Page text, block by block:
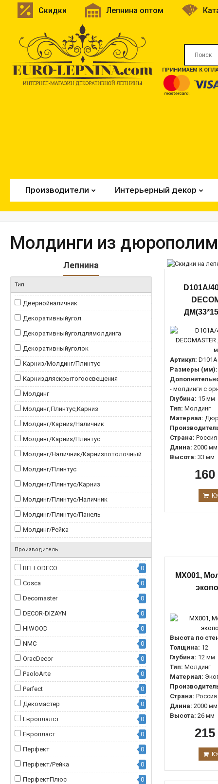
Скидки Лепнина оптом
ПРИНИМАЕМ К
Производители Интерьерный декор
Молдинги из
Лепнина
Тип
Двернойналичник
Декоративныйугол
Декоративныйуголдлямолдинга
Декоративныйуголок
Карниз/Молдинг/Плинтус
Карниздляскрытогоосвещения
Молдинг
Молдинг,Плинтус,Карниз
Молдинг/Карниз/Наличник
Молдинг/Карниз/Плинтус
Молдинг/Наличник/Карнизпотолочный
Молдинг/Плинтус
Молдинг/Плинтус/Карниз
Молдинг/Плинтус/Наличник
Молдинг/Плинтус/Панель
Молдинг/Рейка
Молдинг/Рейка/Плинтус/Карниз
МолдингcрисункомD161DДМ
Молдингдляскрытогоосвещения
Молдингнастенный
Молдингрейка
Молдингстеновой
Молдингстеновойдляскрытогоосвещения
Плинтус
Плинтус,Карниз,Молдинг
Плинтус-молдинг
Плинтус/Карниз/Молдинг/Наличник
Плинтус/Молдинг
Плинтус/Рейка
ПлинтусГибкоеизделие
Плинтуснапольный
Производитель
BELLODECO 0
Cosca 0
Decomaster 0
DECOR-DIZAYN 0
HIWOOD 0
NMC 0
OracDecor 0
PaoloArte 0
Perfect 0
Декомастер 0
Европлалст 0
Европласт 0
Перфект 0
Перфект/Рейка 0
ПерфектПлюс 0
D101A/
Артикул:
Размеры (мм):
- молдинги с
Глубина: 15 мм
Тип: Молдинг
Материал:
Страна: Россия
Длина: 2000 мм
Высота: 33 мм
MX001,
Высота по
Толщина: 12
Глубина: 12 мм
Тип: Молдинг
Материал:
Страна: Россия
Длина: 2000 мм
Высота: 26 мм